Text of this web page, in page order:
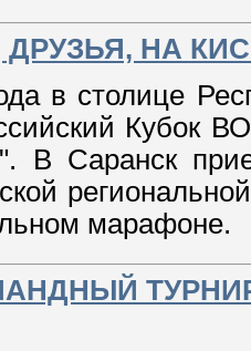
НА
в столице
Кубок
В Саранск
марафоне.